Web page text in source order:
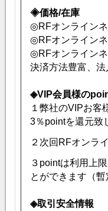
◈価格/在庫
◎RFオンライン
◎RFオンライン
◎RFオンライン
決済方法豊富、法
◈VIP会員様の
１弊社のVIPお客
3％pointを還元致
２次回RFオンラ
３pointは利用上
とができます（暫
◈取引安全情報